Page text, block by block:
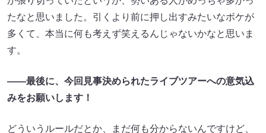
たなと思いました。引くより前に押し出すみたいなボケが
多くて、本当に何も考えず笑えるんじゃないかなと思いま
す。
――最後に、今回見事決められたライブツアーへの意気込
みをお願いします！
どういうルールだとか、まだ何も分からないんですけど、